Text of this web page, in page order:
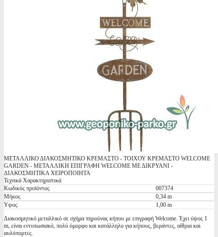
ΜΕΤΑΛΛΙΚΟ ΔΙΑΚΟΣΜΗΤΙΚΟ ΚΡΕΜΑΣΤΟ - ΤΟΙΧΟΥ ΚΡΕΜΑΣΤΟ WELCOME
GARDEN - ΜΕΤΑΛΛΙΚΗ ΕΠΙΓΡΑΦΗ WELCOME ΜΕ ΔΙΚΡΥΑΝΙ -
ΔΙΑΚΟΣΜΗΤΙΚΑ ΧΕΙΡΟΠΟΙΗΤΑ
Τεχνικά Χαρακτηριστικά
Κωδικός προϊόντος
007374
Μήκος
0,34 m
Υψος
1,00 m
Διακοσμητικό μεταλλικό σε σχήμα πηρούνας κήπου με επιγραφή Welcome. Έχει ύψος 1
m, είναι εντυπωσιακό, πολύ όμορφο και κατάλληλο για κήπους, βεράντες, αίθρια και
αυλόπορτες.